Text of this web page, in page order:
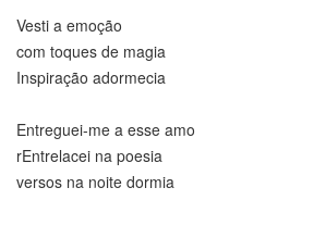
Vesti a emoção
com toques de magia
Inspiração adormecia
Entreguei-me a esse amo
rEntrelacei na poesia
versos na noite dormia